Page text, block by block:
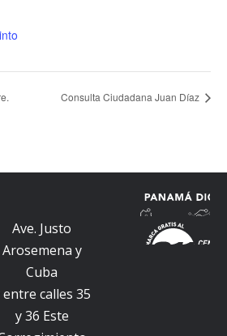
Consulta Ciudadana Juan Díaz
Ave. Justo
Arosemena y
Cuba
entre calles 35
y 36 Este